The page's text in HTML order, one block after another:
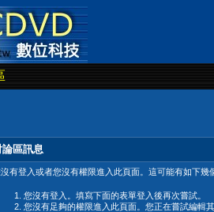
論區訊息
有登入或者您沒有權限進入此頁面。這可能有如下幾
您沒有登入。填寫下面的表單登入後再次嘗試。
您沒有足夠的權限進入此頁面。您正在嘗試編輯